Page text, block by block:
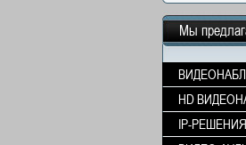
Мы
HD
IP-РЕШЕНИЯ